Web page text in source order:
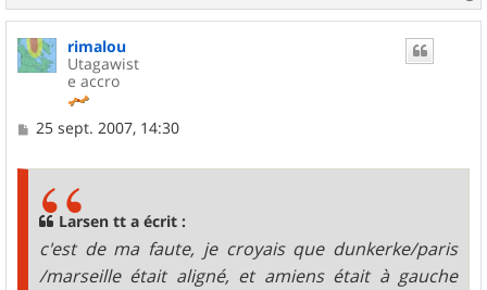
a
rimalou
Utagawist
e accro
M
25 sept. 2007, 14:30
Larsen tt a écrit :
c'est de ma faute, je croyais que dunkerke/paris
/marseille était aligné, et amiens était à gauche